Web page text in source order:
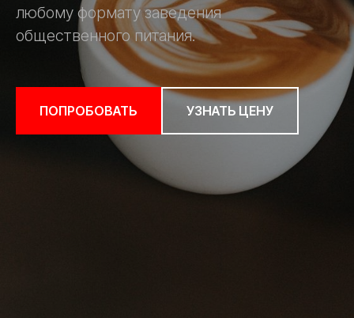
любому формату заведения
общественного питания.
ПОПРОБОВАТЬ УЗНАТЬ ЦЕНУ